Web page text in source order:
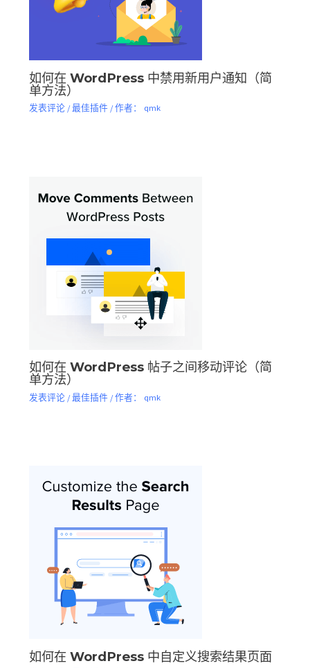
如何在 WordPress 中禁用新用户通知（简
单方法）
发表评论 /最佳插件/ 作者： qmk
如何在 WordPress 帖子之间移动评论（简
单方法）
发表评论 /最佳插件/ 作者： qmk
如何在 WordPress 中自定义搜索结果页面